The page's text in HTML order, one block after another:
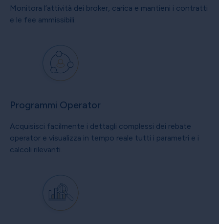
Monitora l’attività dei broker, carica e mantieni i contratti
e le fee ammissibili.
Programmi Operator
Acquisisci facilmente i dettagli complessi dei rebate
operator e visualizza in tempo reale tutti i parametri e i
calcoli rilevanti.